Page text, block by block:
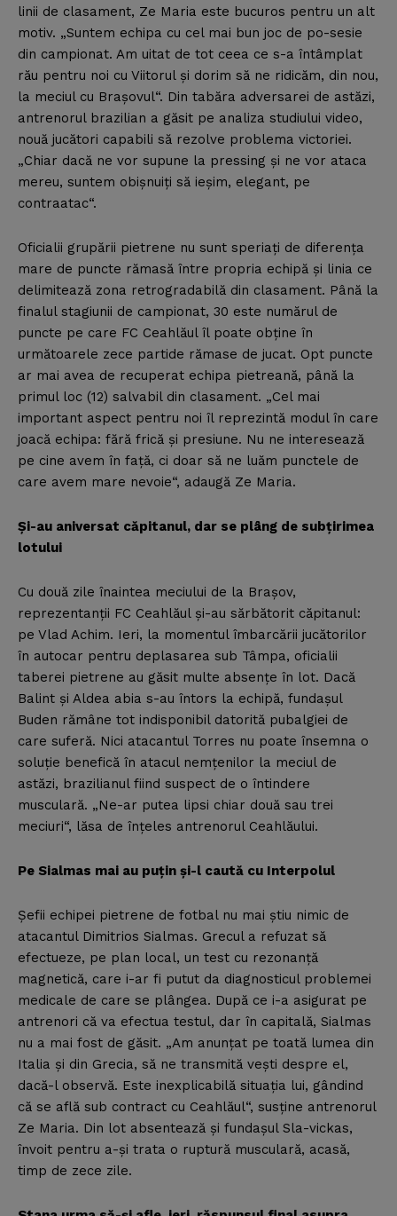
linii de clasament, Ze Maria este bucuros pentru un alt
motiv. „Suntem echipa cu cel mai bun joc de po-sesie
din campionat. Am uitat de tot ceea ce s-a întâmplat
rău pentru noi cu Viitorul şi dorim să ne ridicăm, din nou,
la meciul cu Braşovul“. Din tabăra adversarei de astăzi,
antrenorul brazilian a găsit pe analiza studiului video,
nouă jucători capabili să rezolve problema victoriei.
„Chiar dacă ne vor supune la pressing şi ne vor ataca
mereu, suntem obişnuiţi să ieşim, elegant, pe
contraatac“.
Oficialii grupării pietrene nu sunt speriaţi de diferenţa
mare de puncte rămasă între propria echipă şi linia ce
delimitează zona retrogradabilă din clasament. Până la
finalul stagiunii de campionat, 30 este numărul de
puncte pe care FC Ceahlăul îl poate obţine în
următoarele zece partide rămase de jucat. Opt puncte
ar mai avea de recuperat echipa pietreană, până la
primul loc (12) salvabil din clasament. „Cel mai
important aspect pentru noi îl reprezintă modul în care
joacă echipa: fără frică şi presiune. Nu ne interesează
pe cine avem în faţă, ci doar să ne luăm punctele de
care avem mare nevoie“, adaugă Ze Maria.
Şi-au aniversat căpitanul, dar se plâng de subţirimea
lotului
Cu două zile înaintea meciului de la Braşov,
reprezentanţii FC Ceahlăul şi-au sărbătorit căpitanul:
pe Vlad Achim. Ieri, la momentul îmbarcării jucătorilor
în autocar pentru deplasarea sub Tâmpa, oficialii
taberei pietrene au găsit multe absenţe în lot. Dacă
Balint şi Aldea abia s-au întors la echipă, fundaşul
Buden rămâne tot indisponibil datorită pubalgiei de
care suferă. Nici atacantul Torres nu poate însemna o
soluţie benefică în atacul nemţenilor la meciul de
astăzi, brazilianul fiind suspect de o întindere
musculară. „Ne-ar putea lipsi chiar două sau trei
meciuri“, lăsa de înţeles antrenorul Ceahlăului.
Pe Sialmas mai au puţin şi-l caută cu Interpolul
Şefii echipei pietrene de fotbal nu mai ştiu nimic de
atacantul Dimitrios Sialmas. Grecul a refuzat să
efectueze, pe plan local, un test cu rezonanţă
magnetică, care i-ar fi putut da diagnosticul problemei
medicale de care se plângea. După ce i-a asigurat pe
antrenori că va efectua testul, dar în capitală, Sialmas
nu a mai fost de găsit. „Am anunţat pe toată lumea din
Italia şi din Grecia, să ne transmită veşti despre el,
dacă-l observă. Este inexplicabilă situaţia lui, gândind
că se află sub contract cu Ceahlăul“, susţine antrenorul
Ze Maria. Din lot absentează şi fundaşul Sla-vickas,
învoit pentru a-şi trata o ruptură musculară, acasă,
timp de zece zile.